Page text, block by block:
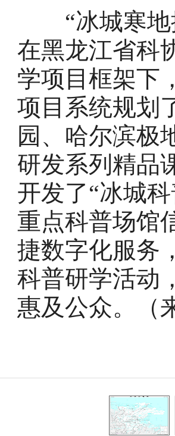
“冰城寒地
在黑龙江省科
学项目框架下
项目系统规划
园、哈尔滨极
研发系列精品
开发了“冰城
重点科普场馆
捷数字化服务
科普研学活动
惠及公众。（